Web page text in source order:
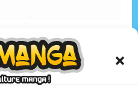
Lacour à Avranches,